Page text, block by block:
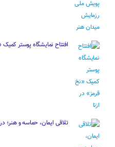
افتتاح نمایشگاه پوستر کمیک
تلاقی ایمان، حماسه و هنر؛